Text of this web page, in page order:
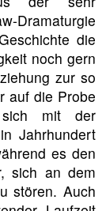
die
noch gern
zur so
auf die Probe
mit der
Jahrhundert
es den
sich an dem
stören. Auch